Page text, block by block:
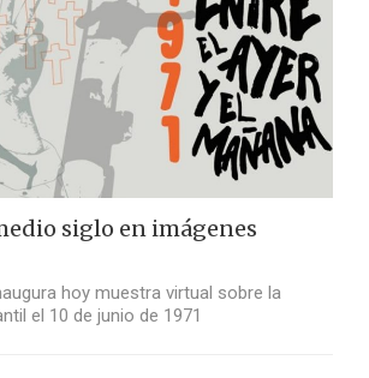
siglo en imágenes
hoy muestra virtual sobre la
el 10 de junio de 1971